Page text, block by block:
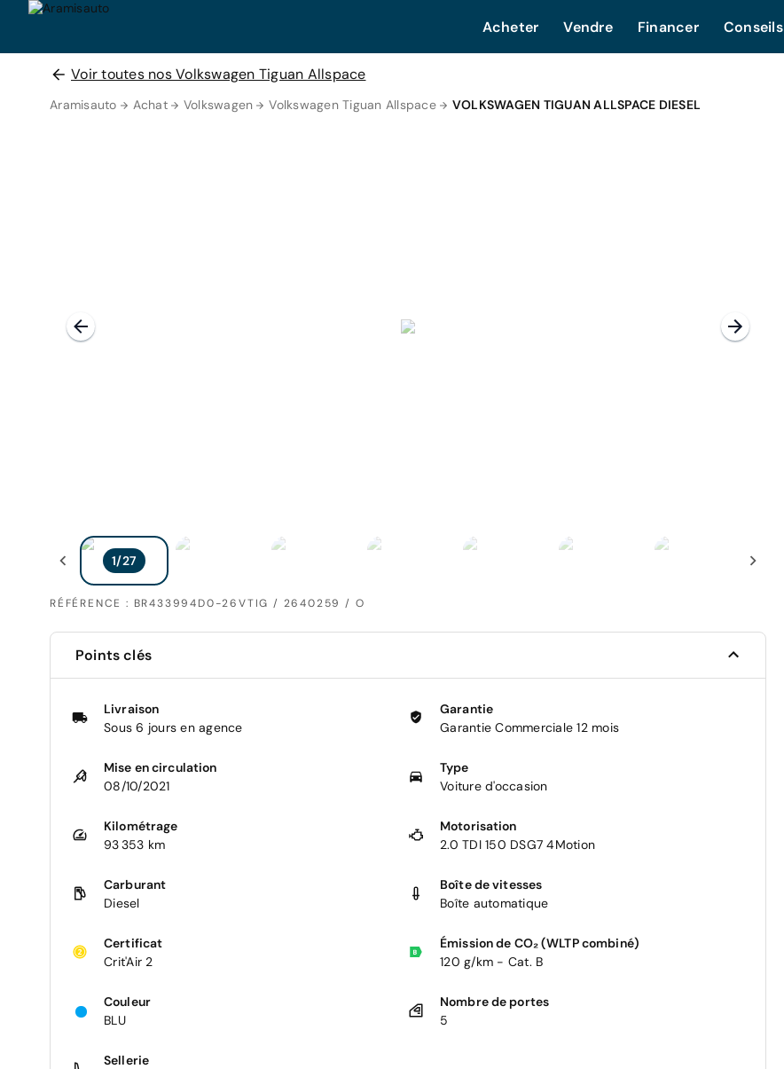
Acheter Vendre Financer Conseils
Voir toutes nos Volkswagen Tiguan Allspace
Aramisauto Achat Volkswagen Volkswagen Tiguan Allspace VOLKSWAGEN TIGUAN ALLSPACE DIESEL
RÉFÉRENCE : BR433994D0-26VTIG / 2640259 / O
Points clés
Livraison
Sous 6 jours en agence
Garantie
Garantie Commerciale 12 mois
Mise en circulation
08/10/2021
Type
Voiture d'occasion
Kilométrage
93 353 km
Motorisation
2.0 TDI 150 DSG7 4Motion
Carburant
Diesel
Boîte de vitesses
Boîte automatique
Certificat
Crit'Air 2
Émission de CO₂ (WLTP combiné)
120 g/km - Cat. B
Couleur
BLU
Nombre de portes
5
Sellerie